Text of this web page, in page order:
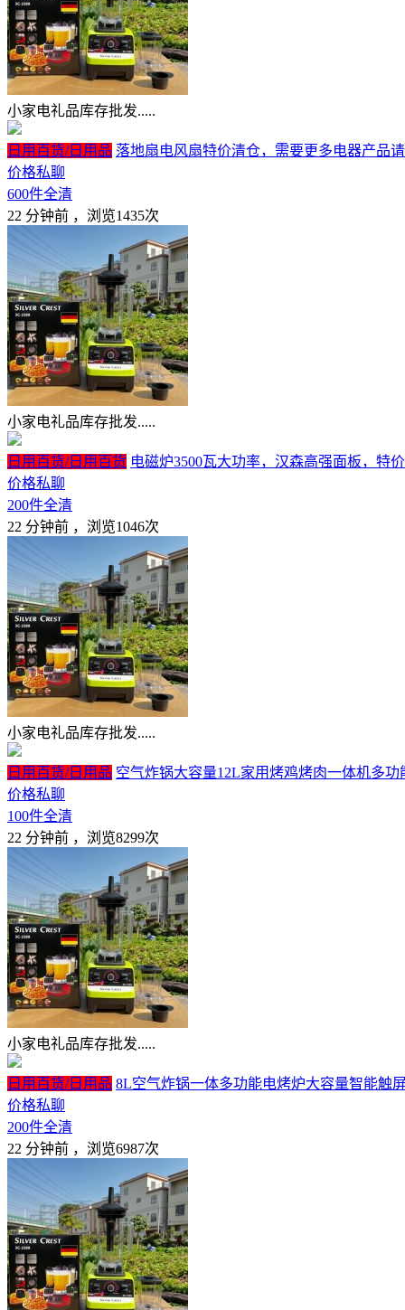
小家电礼品库存批发.....
日用百货/日用品 落地扇电风扇特价清仓，需要更多电器产品
价格私聊
600件全清
22 分钟前 ，浏览1435次
小家电礼品库存批发.....
日用百货/日用百货 电磁炉3500瓦大功率，汉森高强面板，特
价格私聊
200件全清
22 分钟前 ，浏览1046次
小家电礼品库存批发.....
日用百货/日用品 空气炸锅大容量12L家用烤鸡烤肉一体机多
价格私聊
100件全清
22 分钟前 ，浏览8299次
小家电礼品库存批发.....
日用百货/日用品 8L空气炸锅一体多功能电烤炉大容量智能触
价格私聊
200件全清
22 分钟前 ，浏览6987次